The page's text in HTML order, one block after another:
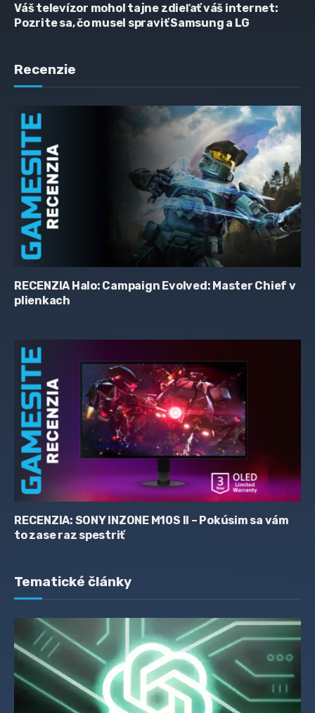
Váš televízor mohol tajne zdieľať váš internet:
Pozrite sa, čo musel spraviť Samsung a LG
Recenzie
RECENZIA Halo: Campaign Evolved: Master Chief v
plienkach
RECENZIA: SONY INZONE M10S II – Pokúsim sa vám
to zase raz spestriť
Tematické články